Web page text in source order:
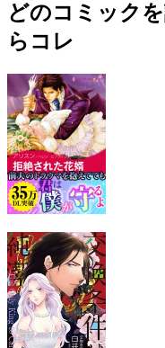
どのコミック
らコレ